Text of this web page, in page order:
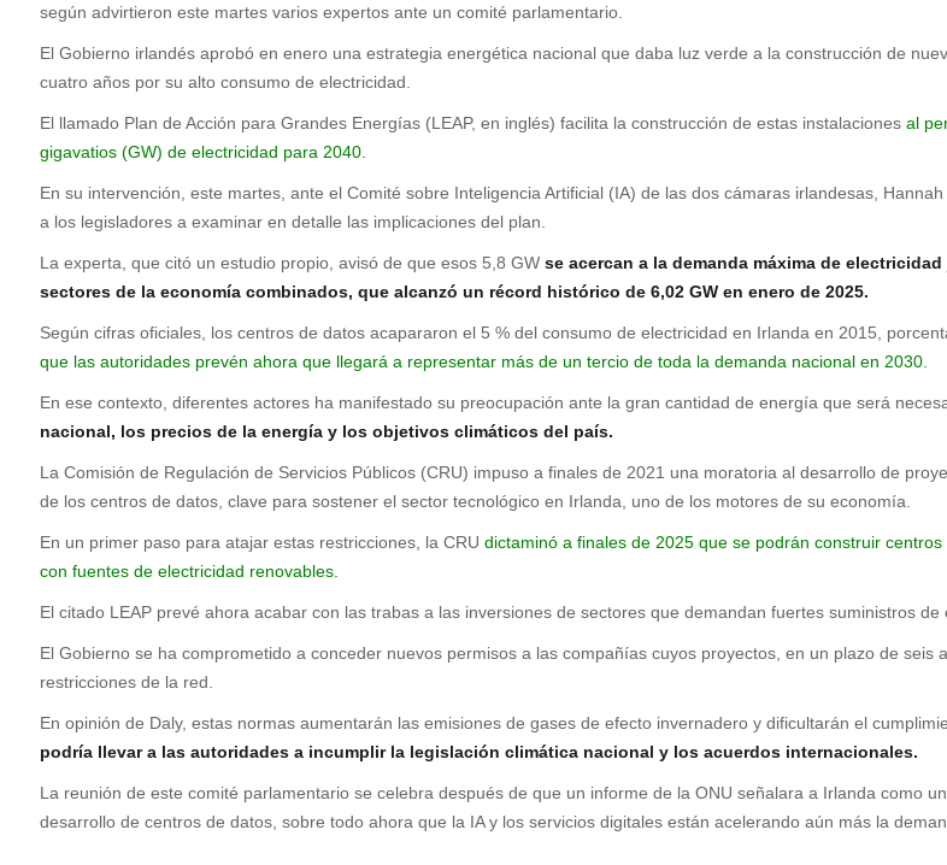
según advirtieron este martes varios expertos ante un comité parlamentario.
El Gobierno irlandés aprobó en enero una estrategia energética nacional que daba luz verde a la construcción de
cuatro años por su alto consumo de electricidad.
El llamado Plan de Acción para Grandes Energías (LEAP, en inglés) facilita la construcción de estas instalaciones al
gigavatios (GW) de electricidad para 2040.
En su intervención, este martes, ante el Comité sobre Inteligencia Artificial (IA) de las dos cámaras irlandesas,
a los legisladores a examinar en detalle las implicaciones del plan.
La experta, que citó un estudio propio, avisó de que esos 5,8 GW se acercan a la demanda máxima de
sectores de la economía combinados, que alcanzó un récord histórico de 6,02 GW en enero de 2025.
Según cifras oficiales, los centros de datos acapararon el 5 % del consumo de electricidad en Irlanda en 2015,
que las autoridades prevén ahora que llegará a representar más de un tercio de toda la demanda nacional en 2030.
En ese contexto, diferentes actores ha manifestado su preocupación ante la gran cantidad de energía que será
nacional, los precios de la energía y los objetivos climáticos del país.
La Comisión de Regulación de Servicios Públicos (CRU) impuso a finales de 2021 una moratoria al desarrollo de
de los centros de datos, clave para sostener el sector tecnológico en Irlanda, uno de los motores de su economía.
En un primer paso para atajar estas restricciones, la CRU dictaminó a finales de 2025 que se podrán construir
con fuentes de electricidad renovables.
El citado LEAP prevé ahora acabar con las trabas a las inversiones de sectores que demandan fuertes suministros
El Gobierno se ha comprometido a conceder nuevos permisos a las compañías cuyos proyectos, en un plazo de
restricciones de la red.
En opinión de Daly, estas normas aumentarán las emisiones de gases de efecto invernadero y dificultarán el
podría llevar a las autoridades a incumplir la legislación climática nacional y los acuerdos internacionales.
La reunión de este comité parlamentario se celebra después de que un informe de la ONU señalara a Irlanda como
desarrollo de centros de datos, sobre todo ahora que la IA y los servicios digitales están acelerando aún más la